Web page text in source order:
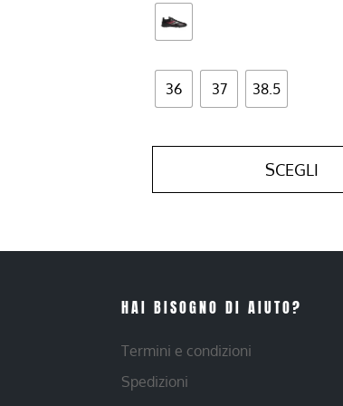
36 37 38.5
SCEGLI
HAI BISOGNO DI AIUTO?
Termini e condizioni
Spedizioni